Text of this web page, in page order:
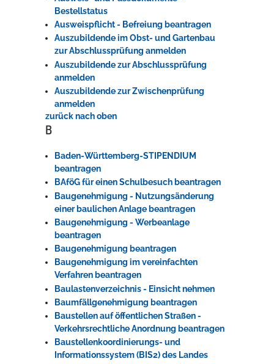
Bestellstatus
Ausweispflicht - Befreiung beantragen
Auszubildende im Obst- und Gartenbau
zur Abschlussprüfung anmelden
Auszubildende zur Abschlussprüfung
anmelden
Auszubildende zur Zwischenprüfung
anmelden
zurück nach oben
B
Baden-Württemberg-STIPENDIUM
beantragen
BAföG für einen Schulbesuch beantragen
Baugenehmigung - Nutzungsänderung
einer baulichen Anlage beantragen
Baugenehmigung - Werbeanlage
beantragen
Baugenehmigung beantragen
Baugenehmigung im vereinfachten
Verfahren beantragen
Baulastenverzeichnis - Einsicht nehmen
Baumfällgenehmigung beantragen
Baustellen auf öffentlichen Straßen -
Verkehrsrechtliche Anordnung beantragen
Baustellenkoordinierungs- und
Informationssystem (BIS2) des Landes